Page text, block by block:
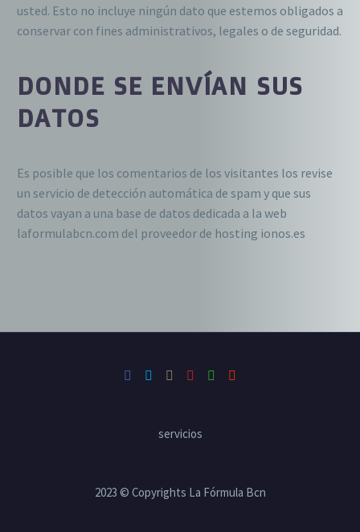
usted. Esto no incluye ningún dato que estemos obligados a
conservar con fines administrativos, legales o de seguridad.
DONDE SE ENVÍAN SUS
DATOS
Es posible que los comentarios de los visitantes los revise
un servicio de detección automática de spam y que sus
datos vayan a una base de datos dedicada a la web
laformulabcn.com del proveedor de hosting ionos.es
servicios
2023 © Copyrights La Fórmula Bcn